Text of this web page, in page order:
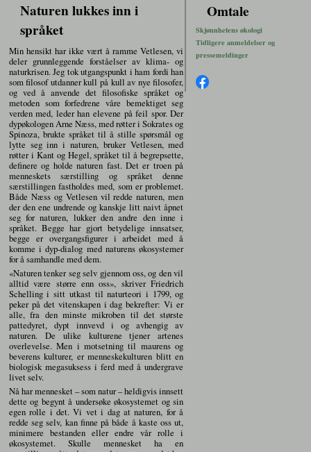
Naturen lukkes inn i
språket
Min hensikt har ikke vært å ramme Vetlesen, vi
deler grunnleggende forståelser av klima- og
naturkrisen. Jeg tok utgangspunkt i ham fordi han
som filosof utdanner kull på kull av nye filosofer,
og ved å anvende det filosofiske språket og
metoden som forfedrene våre bemektiget seg
verden med, leder han elevene på feil spor. Der
dypøkologen Arne Næss, med røtter i Sokrates og
Spinoza, brukte språket til å stille spørsmål og
lytte seg inn i naturen, bruker Vetlesen, med
røtter i Kant og Hegel, språket til å begrepsette,
definere og holde naturen fast. Det er troen på
menneskets særstilling og språket denne
særstillingen fastholdes med, som er problemet.
Både Næss og Vetlesen vil redde naturen, men
der den ene undrende og kanskje litt naivt åpnet
seg for naturen, lukker den andre den inne i
språket. Begge har gjort betydelige innsatser,
begge er overgangsfigurer i arbeidet med å
komme i dyp-dialog med naturens økosystemer
for å samhandle med dem.
«Naturen tenker seg selv gjennom oss, og den vil
alltid være større enn oss», skriver Friedrich
Schelling i sitt utkast til naturteori i 1799, og
peker på det vitenskapen i dag bekrefter: Vi er
alle, fra den minste mikroben til det største
pattedyret, dypt innvevd i og avhengig av
naturen. De ulike kulturene tjener artenes
overlevelse. Men i motsetning til maurens og
beverens kulturer, er menneskekulturen blitt en
biologisk megasuksess i ferd med å undergrave
livet selv.
Nå har mennesket – som natur – heldigvis innsett
dette og begynt å undersøke økosystemet og sin
egen rolle i det. Vi vet i dag at naturen, for å
redde seg selv, kan finne på både å kaste oss ut,
minimere bestanden eller endre vår rolle i
økosystemet. Skulle mennesket ha en
Omtale
Skjønnhetens økologi
Tidligere anmeldelser og
pressemeldinger